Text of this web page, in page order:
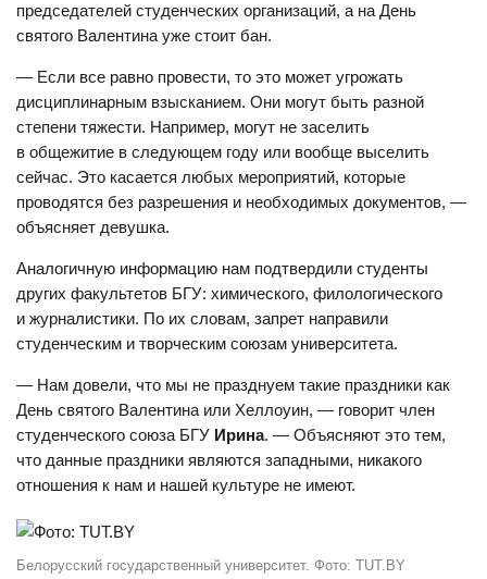
председателей студенческих организаций, а на День
святого Валентина уже стоит бан.
— Если все равно провести, то это может угрожать
дисциплинарным взысканием. Они могут быть разной
степени тяжести. Например, могут не заселить
в общежитие в следующем году или вообще выселить
сейчас. Это касается любых мероприятий, которые
проводятся без разрешения и необходимых документов, —
объясняет девушка.
Аналогичную информацию нам подтвердили студенты
других факультетов БГУ: химического, филологического
и журналистики. По их словам, запрет направили
студенческим и творческим союзам университета.
— Нам довели, что мы не празднуем такие праздники как
День святого Валентина или Хеллоуин, — говорит член
студенческого союза БГУ Ирина. — Объясняют это тем,
что данные праздники являются западными, никакого
отношения к нам и нашей культуре не имеют.
Белорусский государственный университет. Фото: TUT.BY